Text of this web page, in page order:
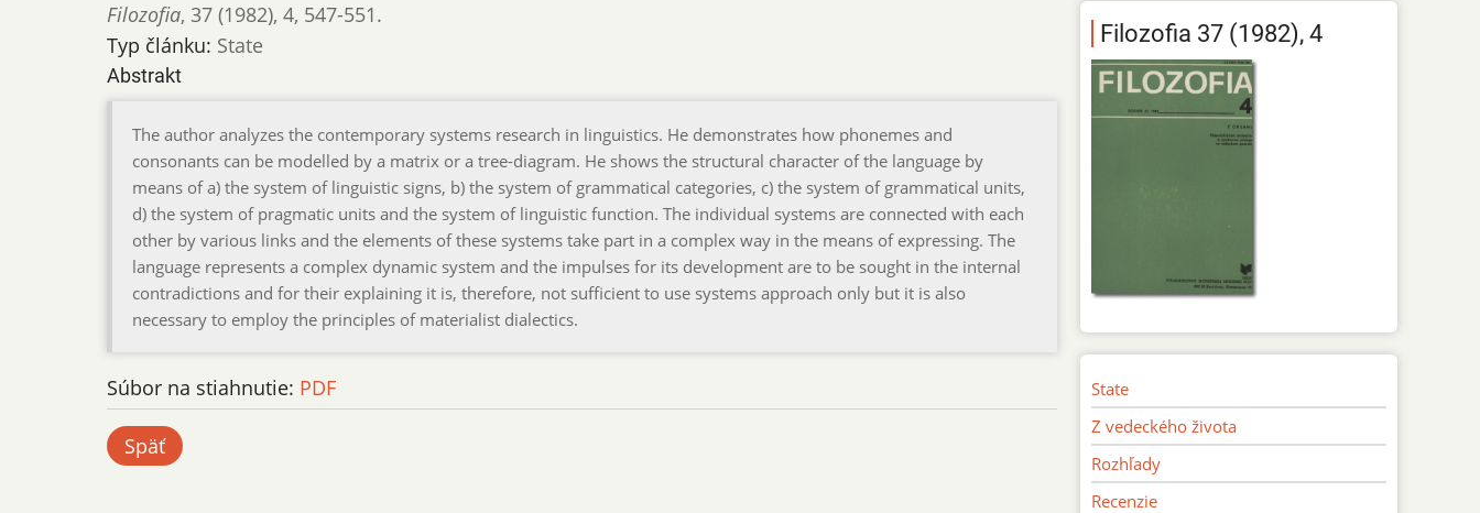
Filozofia, 37 (1982), 4, 547-551.
Typ článku: State
Abstrakt
The author analyzes the contemporary systems research in linguistics. He demonstrates how phonemes and
consonants can be modelled by a matrix or a tree-diagram. He shows the structural character of the language by
means of a) the system of linguistic signs, b) the system of grammatical categories, c) the system of grammatical units,
d) the system of pragmatic units and the system of linguistic function. The individual systems are connected with each
other by various links and the elements of these systems take part in a complex way in the means of expressing. The
language represents a complex dynamic system and the impulses for its development are to be sought in the internal
contradictions and for their explaining it is, therefore, not sufficient to use systems approach only but it is also
necessary to employ the principles of materialist dialectics.
Súbor na stiahnutie: PDF
Späť
Filozofia 37 (1982), 4
State
Z vedeckého života
Rozhľady
Recenzie